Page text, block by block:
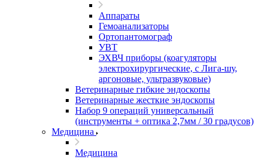
Аппараты
Гемоанализаторы
Ортопантомограф
УВТ
ЭХВЧ приборы (коагуляторы
электрохирургические, с Лига-шу,
аргоновые, ультразвуковые)
Ветеринарные гибкие эндоскопы
Ветеринарные жесткие эндоскопы
Набор 9 операций универсальный
(инструменты + оптика 2,7мм / 30 градусов)
Медицина
Медицина